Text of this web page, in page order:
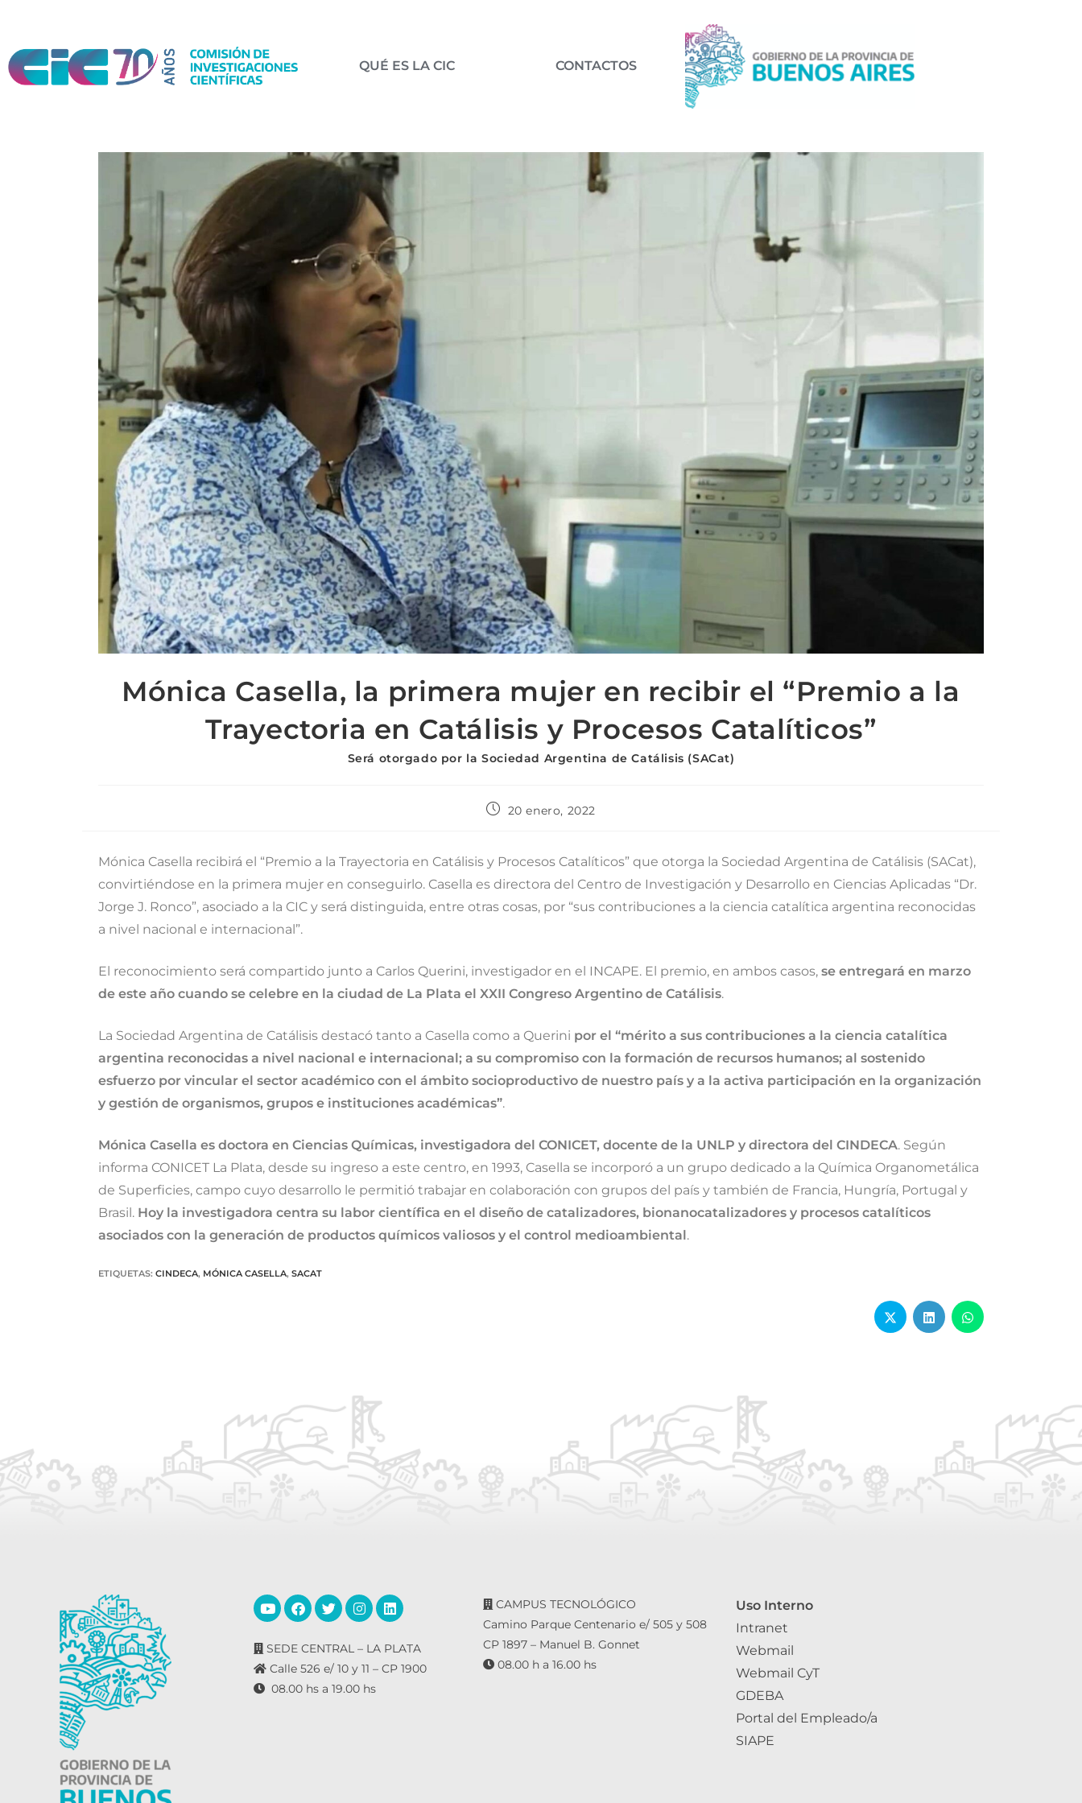
QUÉ ES LA CIC CONTACTOS
Mónica Casella, la primera mujer en recibir el “Premio a la
Trayectoria en Catálisis y Procesos Catalíticos”
Será otorgado por la Sociedad Argentina de Catálisis (SACat)
20 enero, 2022
Mónica Casella recibirá el “Premio a la Trayectoria en Catálisis y Procesos Catalíticos” que otorga la Sociedad Argentina de Catálisis (SACat),
convirtiéndose en la primera mujer en conseguirlo. Casella es directora del Centro de Investigación y Desarrollo en Ciencias Aplicadas “Dr.
Jorge J. Ronco”, asociado a la CIC y será distinguida, entre otras cosas, por “sus contribuciones a la ciencia catalítica argentina reconocidas
a nivel nacional e internacional”.
El reconocimiento será compartido junto a Carlos Querini, investigador en el INCAPE. El premio, en ambos casos, se entregará en marzo
de este año cuando se celebre en la ciudad de La Plata el XXII Congreso Argentino de Catálisis.
La Sociedad Argentina de Catálisis destacó tanto a Casella como a Querini por el “mérito a sus contribuciones a la ciencia catalítica
argentina reconocidas a nivel nacional e internacional; a su compromiso con la formación de recursos humanos; al sostenido
esfuerzo por vincular el sector académico con el ámbito socioproductivo de nuestro país y a la activa participación en la organización
y gestión de organismos, grupos e instituciones académicas”.
Mónica Casella es doctora en Ciencias Químicas, investigadora del CONICET, docente de la UNLP y directora del CINDECA. Según
informa CONICET La Plata, desde su ingreso a este centro, en 1993, Casella se incorporó a un grupo dedicado a la Química Organometálica
de Superficies, campo cuyo desarrollo le permitió trabajar en colaboración con grupos del país y también de Francia, Hungría, Portugal y
Brasil. Hoy la investigadora centra su labor científica en el diseño de catalizadores, bionanocatalizadores y procesos catalíticos
asociados con la generación de productos químicos valiosos y el control medioambiental .
ETIQUETAS: CINDECA, MÓNICA CASELLA, SACAT
SEDE CENTRAL – LA PLATA
Calle 526 e/ 10 y 11 – CP 1900
08.00 hs a 19.00 hs
CAMPUS TECNOLÓGICO
Camino Parque Centenario e/ 505 y 508
CP 1897 – Manuel B. Gonnet
08.00 h a 16.00 hs
Uso Interno
Intranet
Webmail
Webmail CyT
GDEBA
Portal del Empleado/a
SIAPE